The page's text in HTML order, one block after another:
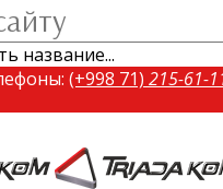
название...
(+998 71) 215-61-